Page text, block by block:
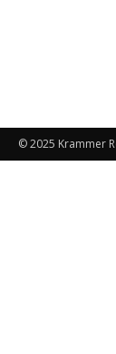
© 2025 Krammer